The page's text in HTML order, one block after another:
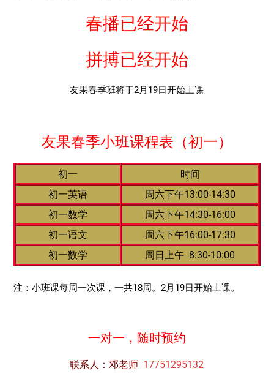
春播已经开始
拼搏已经开始
友果春季班将于2月19日开始上课
友果春季小班课程表（初一）
初一
时间
初一英语
周六下午13:00-14:30
初一数学
周六下午14:30-16:00
初一语文
周六下午16:00-17:30
初一数学
周日上午 8:30-10:00
注：小班课每周一次课，一共18周。2月19日开始上课。
一对一，随时预约
联系人：邓老师 17751295132